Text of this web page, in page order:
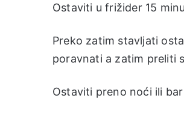
Ostaviti u frižider 15
Preko zatim stavljati
poravnati a zatim preliti
Ostaviti preno noći ili